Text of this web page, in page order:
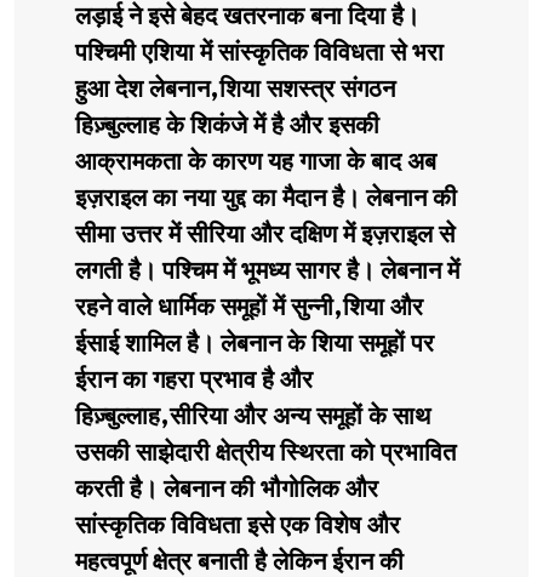
लड़ाई ने इसे बेहद खतरनाक बना दिया है।
पश्चिमी एशिया में सांस्कृतिक विविधता से भरा
हुआ देश लेबनान,शिया सशस्त्र संगठन
हिज़्बुल्लाह के शिकंजे में है और इसकी
आक्रामकता के कारण यह गाजा के बाद अब
इज़राइल का नया युद्द का मैदान है। लेबनान की
सीमा उत्तर में सीरिया और दक्षिण में इज़राइल से
लगती है। पश्चिम में भूमध्य सागर है। लेबनान में
रहने वाले धार्मिक समूहों में सुन्नी,शिया और
ईसाई शामिल है। लेबनान के शिया समूहों पर
ईरान का गहरा प्रभाव है और
हिज़्बुल्लाह,सीरिया और अन्य समूहों के साथ
उसकी साझेदारी क्षेत्रीय स्थिरता को प्रभावित
करती है। लेबनान की भौगोलिक और
सांस्कृतिक विविधता इसे एक विशेष और
महत्वपूर्ण क्षेत्र बनाती है लेकिन ईरान की